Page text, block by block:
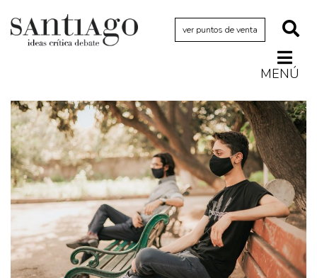
ver puntos de venta
MENÚ
Actualidad
Archivo Cenfoto-UDP
Arquetipos de situación
Artes visuales
Ciencia
Cine y televisión
Ciudad
Cómics